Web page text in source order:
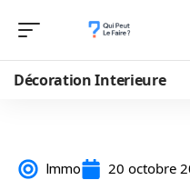
Décoration Interieure
Immo 20 octobre